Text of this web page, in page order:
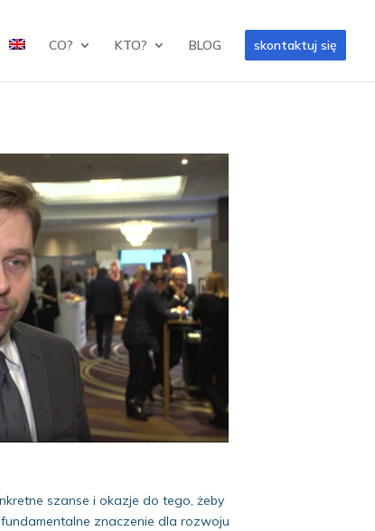
CO? KTO? BLOG skontaktuj się
szanse i okazje do tego, żeby
znaczenie dla rozwoju